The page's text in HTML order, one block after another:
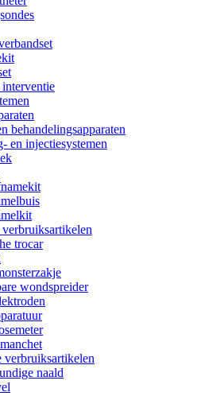
behandelingsapparaten
en injectiesystemen
trocar
wondspreider
verbruiksartikelen
naald